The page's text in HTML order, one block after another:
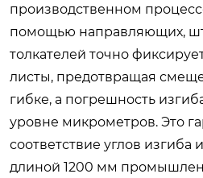
производственном
помощью направляющих,
толкателей точно
листы, предотвращая
гибке, а погрешность
уровне микрометров. Это
соответствие углов изгиба
длиной 1200 мм